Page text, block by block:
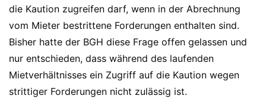
die Kaution zugreifen darf, wenn in der Abrechnung
vom Mieter bestrittene Forderungen enthalten sind.
Bisher hatte der BGH diese Frage offen gelassen und
nur entschieden, dass während des laufenden
Mietverhältnisses ein Zugriff auf die Kaution wegen
strittiger Forderungen nicht zulässig ist.